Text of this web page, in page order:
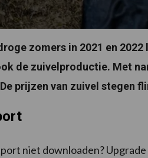
zomers in 2021 en
de zuivelproductie. Met
prijzen van zuivel stegen
niet downloaden?